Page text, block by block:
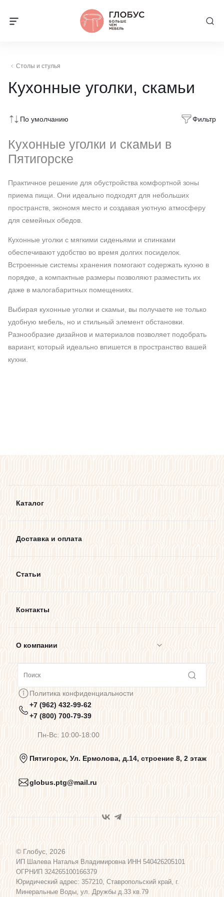
Столы и стулья
Кухонные уголки, скамьи
По умолчанию Фильтр
Кухонные уголки и скамьи в
Пятигорске
Практичное решение для обустройства комфортной зоны
приема пищи. Они идеально подходят для небольших
пространств, экономя место и создавая уютную атмосферу
для семейных обедов.
Кухонные уголки с мягкими сиденьями и спинками
обеспечивают удобство во время долгих посиделок.
Встроенные системы хранения помогают содержать кухню в
порядке, а компактные размеры позволяют разместить их
даже в малогабаритных помещениях.
Выбирая кухонные уголки и скамьи, вы получаете не только
удобную мебель, но и стильный элемент обстановки.
Разнообразие дизайнов и материалов позволяет подобрать
вариант, который идеально впишется в пространство вашей
кухни.
Каталог
Доставка и оплата
Статьи
Контакты
О компании
Предупреждения о цветопередаче
Политика конфиденциальности
Пользовательское соглашение
Программа лояльности
Карта сайта
Политика конфиденциальности
+7 (962) 432-99-62
+7 (800) 700-79-39
Пн-Вс: 10:00-18:00
Пятигорск, Ул. Ермолова, д.14, строение 8, 2 этаж
globus.ptg@mail.ru
© Глобус, 2026
ИП Шалева Наталья Владимировна ИНН 540426205101
ОГРНИП 324265100166379
Юридический адрес: 357210, Ставропольский край, г.
Минеральные Воды, ул. Дружбы д.33 кв.79